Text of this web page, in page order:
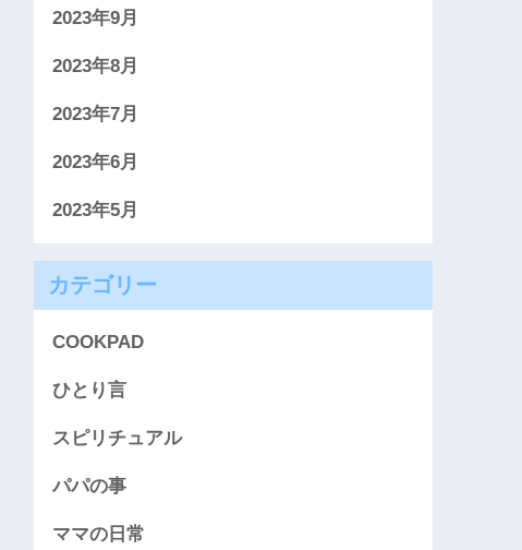
2023年9月
2023年8月
2023年7月
2023年6月
2023年5月
カテゴリー
COOKPAD
ひとり言
スピリチュアル
パパの事
ママの日常